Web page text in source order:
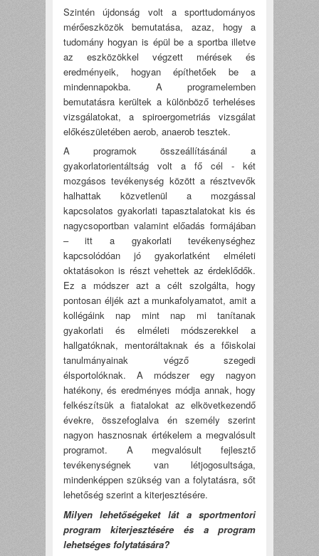
Szintén újdonság volt a sporttudományos
mérőeszközök bemutatása, azaz, hogy a
tudomány hogyan is épül be a sportba illetve
az eszközökkel végzett mérések és
eredményeik, hogyan építhetőek be a
mindennapokba. A programelemben
bemutatásra kerültek a különböző terheléses
vizsgálatokat, a spiroergometriás vizsgálat
előkészületében aerob, anaerob tesztek.
A programok összeállításánál a
gyakorlatorientáltság volt a fő cél - két
mozgásos tevékenység között a résztvevők
halhattak közvetlenül a mozgással
kapcsolatos gyakorlati tapasztalatokat kis és
nagycsoportban valamint előadás formájában
– itt a gyakorlati tevékenységhez
kapcsolódóan jó gyakorlatként elméleti
oktatásokon is részt vehettek az érdeklődők.
Ez a módszer azt a célt szolgálta, hogy
pontosan éljék azt a munkafolyamatot, amit a
kollégáink nap mint nap mi tanítanak
gyakorlati és elméleti módszerekkel a
hallgatóknak, mentoráltaknak és a főiskolai
tanulmányainak végző szegedi
élsportolóknak. A módszer egy nagyon
hatékony, és eredményes módja annak, hogy
felkészítsük a fiatalokat az elkövetkezendő
évekre, összefoglalva én személy szerint
nagyon hasznosnak értékelem a megvalósult
programot. A megvalósult fejlesztő
tevékenységnek van létjogosultsága,
mindenképpen szükség van a folytatásra, sőt
lehetőség szerint a kiterjesztésére.
Milyen lehetőségeket lát a sportmentori
program kiterjesztésére és a program
lehetséges folytatására?